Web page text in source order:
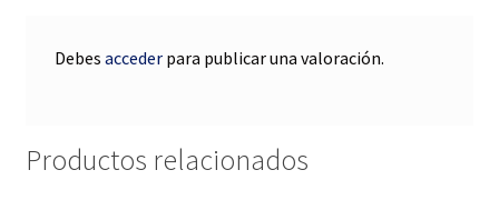
Debes accederpara publicar una valoración.
Productos relacionados